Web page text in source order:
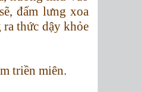
đấm lưng xoa
thức dậy khỏe
triền miên.